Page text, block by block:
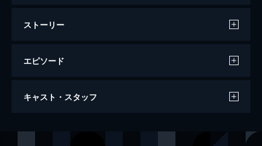
ストーリー
エピソード
ビッグ・リトル・ファーム 理想の暮らし
キャスト・スタッフ